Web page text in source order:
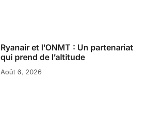
Ryanair et l’ONMT : Un partenariat
qui prend de l’altitude
Août 6, 2026